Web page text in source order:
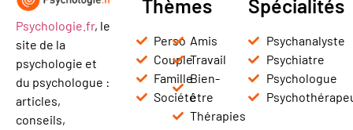
Psychologie.fr, le
site de la
psychologie et
du psychologue :
articles,
conseils,
Thèmes
Perso
Couple
Famille
Société
Amis
Travail
Bien-
être
Thérapies
Spécialités
Psychanalyste
Psychiatre
Psychologue